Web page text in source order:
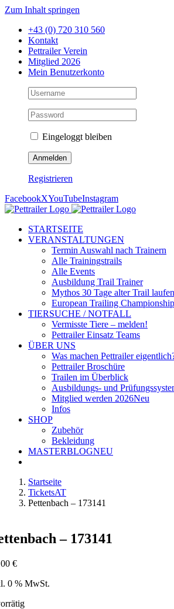
Zum Inhalt springen
+43 (0) 720 310 560
Kontakt
Pettrailer Verein
Mitglied 2026
Mein Benutzerkonto
Eingeloggt bleiben
Registrieren
FacebookXYouTubeInstagram
STARTSEITE
VERANSTALTUNGEN
Termin Auswahl nach Trainern
Alle Trainingstrails
Alle Events
Ausbildung Trail Trainer
Mythos 30 Tage alter Trail
European Trailing
TIERSUCHE / NOTFALL
Vermisste Tiere – melden!
Pettrailer Einsatz Teams
ÜBER UNS
Was machen Pettrailer
Pettrailer Broschüre
Trailen im Überblick
Ausbildungs- und
Mitglied werden 2026Neu
Infos
SHOP
Zubehör
Bekleidung
MASTERBLOGNEU
Startseite
TicketsAT
Pettenbach – 173141
– 173141
€
0 % MwSt.